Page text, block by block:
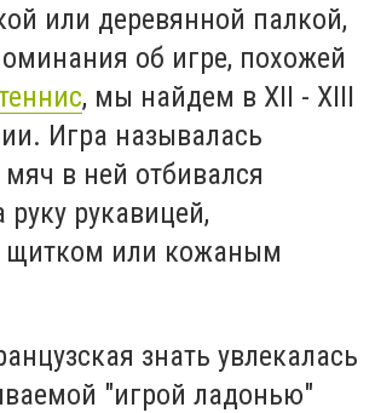
или деревянной палкой,
об игре, похожей
, мы найдем в XII - XIII
Игра называлась
в ней отбивался
рукавицей,
щитком или кожаным
знать увлекалась
"игрой ладонью"